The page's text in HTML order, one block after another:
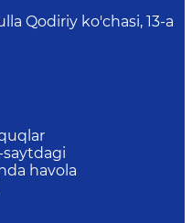
Qodiriy ko'chasi, 13-a
havola